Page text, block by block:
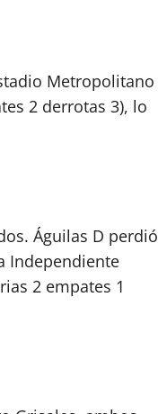
Metropolitano
2 derrotas 3), lo
Águilas D perdió
Independiente
2 empates 1